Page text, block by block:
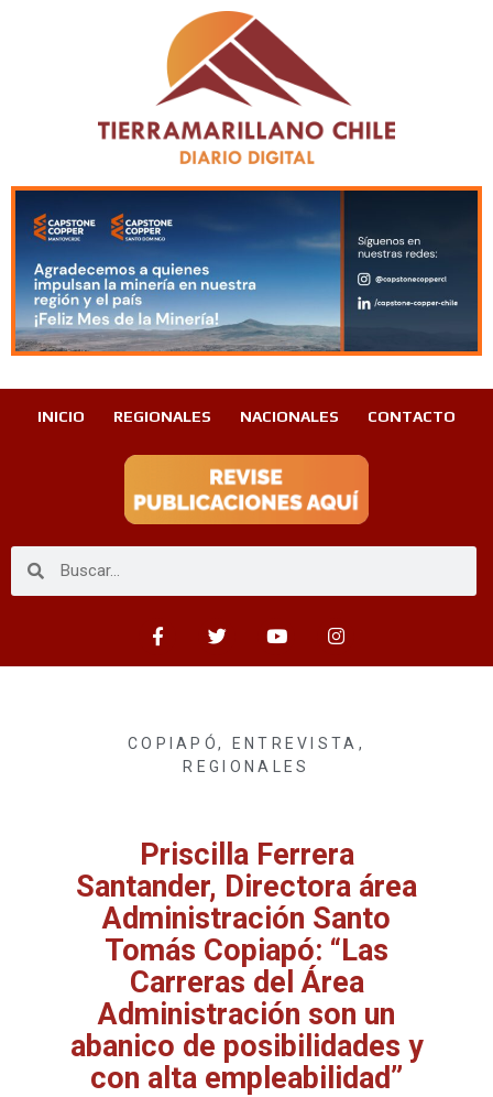
INICIO REGIONALES NACIONALES CONTACTO
COPIAPÓ, ENTREVISTA ,
REGIONALES
Priscilla Ferrera
Santander, Directora área
Administración Santo
Tomás Copiapó: “Las
Carreras del Área
Administración son un
abanico de posibilidades y
con alta empleabilidad”